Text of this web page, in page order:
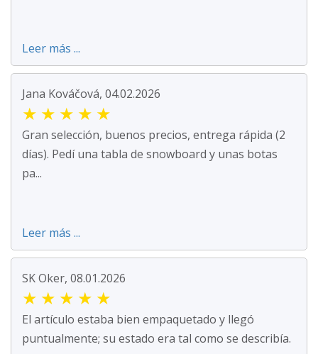
Leer más ...
Jana Kováčová, 04.02.2026
★ ★ ★ ★ ★
Gran selección, buenos precios, entrega rápida (2
días). Pedí una tabla de snowboard y unas botas
pa...
Leer más ...
SK Oker, 08.01.2026
★ ★ ★ ★ ★
El artículo estaba bien empaquetado y llegó
puntualmente; su estado era tal como se describía.